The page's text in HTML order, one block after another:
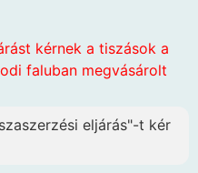
kérnek a tiszások a
faluban megvásárolt
eljárás"-t kér